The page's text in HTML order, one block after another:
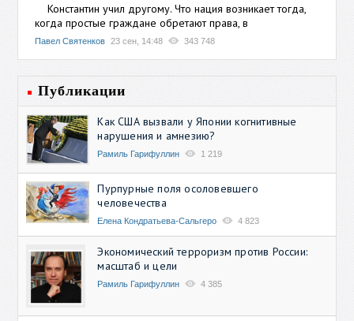
Константин учил другому. Что нация возникает тогда,
когда простые граждане обретают права, в
Павел Святенков 23 сен, 14:48 343 748
Публикации
Как США вызвали у Японии когнитивные
нарушения и амнезию?
Рамиль Гарифуллин 1 219
Пурпурные поля осоловевшего
человечества
Елена Кондратьева-Сальгеро 4 823
Экономический терроризм против России:
масштаб и цели
Рамиль Гарифуллин 4 385